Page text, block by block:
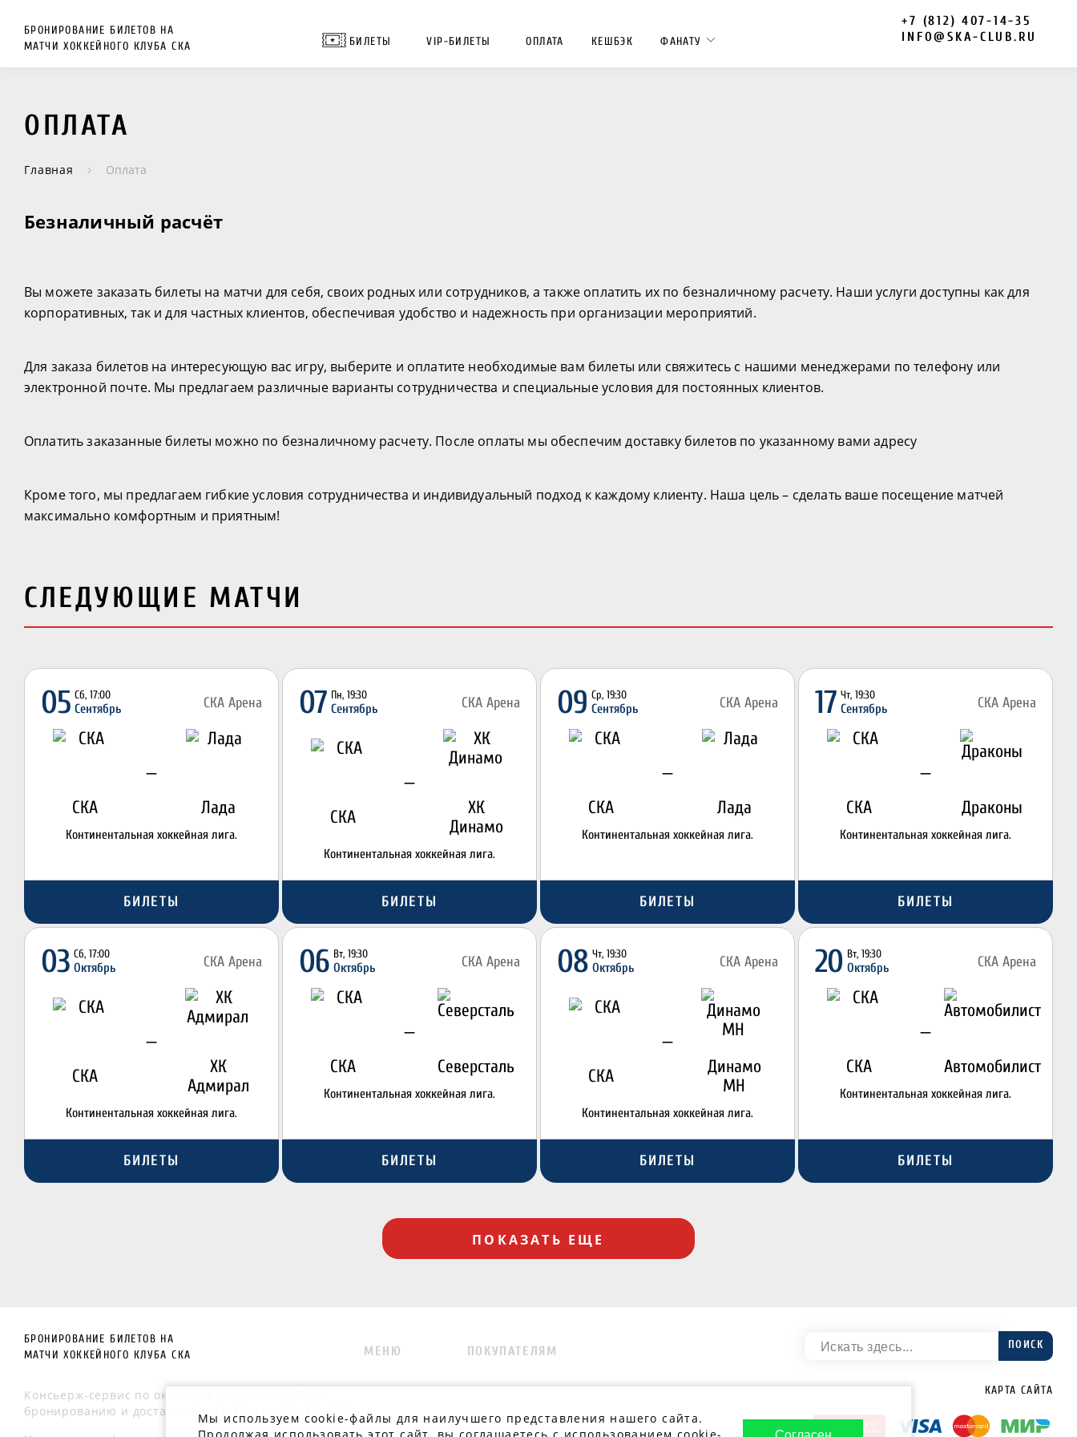
Мы используем cookie-файлы для наилучшего представления нашего сайта.
БРОНИРОВАНИЕ БИЛЕТОВ НА
МАТЧИ ХОККЕЙНОГО КЛУБА СКА
БИЛЕТЫ VIP-БИЛЕТЫ ОПЛАТА КЕШБЭК ФАНАТУ
+7 (812) 407-14-35
INFO@SKA-CLUB.RU
ОПЛАТА
Главная Оплата
Безналичный расчёт
Вы можете заказать билеты на матчи для себя, своих родных или сотрудников, а также оплатить их по безналичному расчету. Наши услуги доступны как для
корпоративных, так и для частных клиентов, обеспечивая удобство и надежность при организации мероприятий.
Для заказа билетов на интересующую вас игру, выберите и оплатите необходимые вам билеты или свяжитесь с нашими менеджерами по телефону или
электронной почте. Мы предлагаем различные варианты сотрудничества и специальные условия для постоянных клиентов.
Оплатить заказанные билеты можно по безналичному расчету. После оплаты мы обеспечим доставку билетов по указанному вами адресу
Кроме того, мы предлагаем гибкие условия сотрудничества и индивидуальный подход к каждому клиенту. Наша цель – сделать ваше посещение матчей
максимально комфортным и приятным!
СЛЕДУЮЩИЕ МАТЧИ
05 Сб, 17:00
Сентябрь СКА Арена
СКА
—
Лада
Континентальная хоккейная лига.
БИЛЕТЫ
07 Пн, 19:30
Сентябрь СКА Арена
СКА
—
ХК
Динамо
Континентальная хоккейная лига.
БИЛЕТЫ
09 Ср, 19:30
Сентябрь СКА Арена
СКА
—
Лада
Континентальная хоккейная лига.
БИЛЕТЫ
17 Чт, 19:30
Сентябрь СКА Арена
СКА
—
Драконы
Континентальная хоккейная лига.
БИЛЕТЫ
03 Сб, 17:00
Октябрь СКА Арена
СКА
—
ХК
Адмирал
Континентальная хоккейная лига.
БИЛЕТЫ
06 Вт, 19:30
Октябрь СКА Арена
СКА
—
Северсталь
Континентальная хоккейная лига.
БИЛЕТЫ
08 Чт, 19:30
Октябрь СКА Арена
СКА
—
Динамо
МН
Континентальная хоккейная лига.
БИЛЕТЫ
20 Вт, 19:30
Октябрь СКА Арена
СКА
—
Автомобилист
Континентальная хоккейная лига.
БИЛЕТЫ
ПОКАЗАТЬ ЕЩЕ
БРОНИРОВАНИЕ БИЛЕТОВ НА
МАТЧИ ХОККЕЙНОГО КЛУБА СКА
Консьерж-сервис по оказанию услуг по подбору,
бронированию и доставке билетов на матчи ХК «СКА».
МЕНЮ ПОКУПАТЕЛЯМ ПОИСК
КАРТА САЙТА